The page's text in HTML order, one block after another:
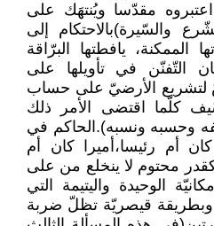
مقدّسا ويُنتهَك على
والسّيرة)بالاحتكام إلى
الممكنة، يافطتها البرّاقة
التّفنّن في تأويلها على
الأرضيّ على حساب
كلّما اقتضى الأمر ذلك
وحسبه ونسبه).الحاكم في
أم رئيسا،أميرا كان أم
محتوم لا ينخلع من على
الوحيدة واليتيمة التي
قيصريّة تظلّ ضربة